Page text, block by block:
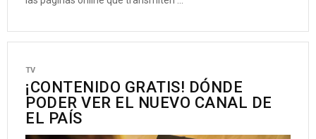
TV
¡CONTENIDO GRATIS! DÓNDE
PODER VER EL NUEVO CANAL DE
EL PAÍS